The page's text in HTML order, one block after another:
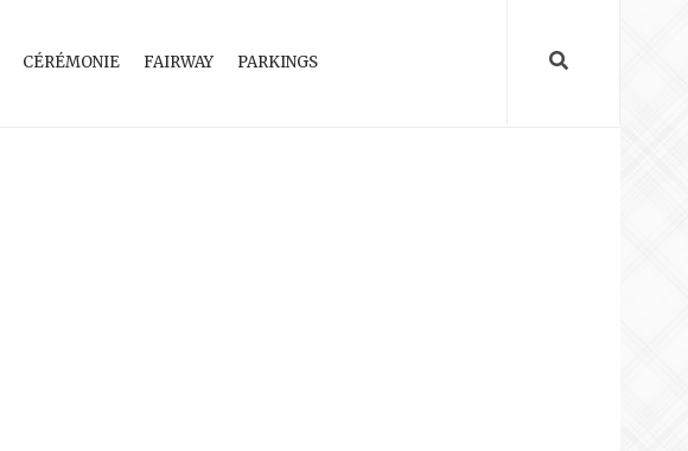
CÉRÉMONIE FAIRWAY PARKINGS